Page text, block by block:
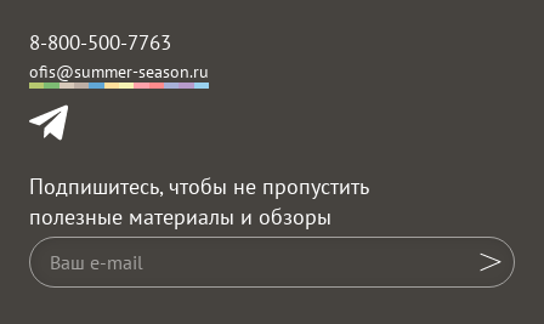
8-800-500-7763
ofis@summer-season.ru
Подпишитесь, чтобы не пропустить
полезные материалы и обзоры